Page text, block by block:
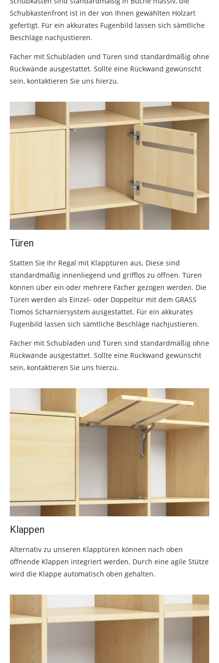
Schubkastenfront ist in der von Ihnen gewählten Holzart
gefertigt. Für ein akkurates Fugenbild lassen sich sämtliche
Beschläge nachjustieren.
Fächer mit Schubladen und Türen sind standardmäßig ohne
Rückwände ausgestattet. Sollte eine Rückwand gewünscht
sein, kontaktieren Sie uns hierzu.
Türen
Statten Sie Ihr Regal mit Klapptüren aus. Diese sind
standardmäßig innenliegend und grifflos zu öffnen. Türen
können über ein oder mehrere Fächer gezogen werden. Die
Türen werden als Einzel- oder Doppeltür mit dem GRASS
Tiomos Scharniersystem ausgestattet. Für ein akkurates
Fugenbild lassen sich sämtliche Beschläge nachjustieren.
Fächer mit Schubladen und Türen sind standardmäßig ohne
Rückwände ausgestattet. Sollte eine Rückwand gewünscht
sein, kontaktieren Sie uns hierzu.
Klappen
Alternativ zu unseren Klapptüren können nach oben
öffnende Klappen integriert werden. Durch eine agile Stütze
wird die Klappe automatisch oben gehalten.